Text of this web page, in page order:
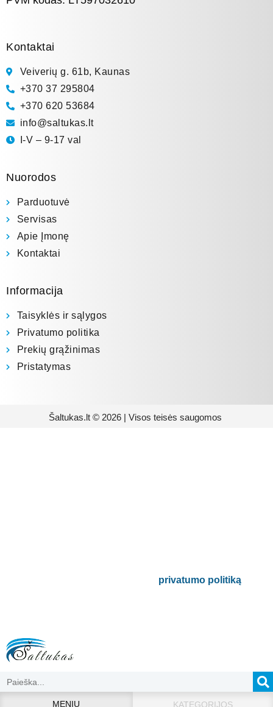
Kontaktai
Veiverių g. 61b, Kaunas
+370 37 295804
+370 620 53684
info@saltukas.lt
I-V – 9-17 val
Nuorodos
Parduotuvė
Servisas
Apie Įmonę
Kontaktai
Informacija
Taisyklės ir sąlygos
Privatumo politika
Prekių grąžinimas
Pristatymas
Šaltukas.lt © 2026 | Visos teisės saugomos
privatumo politiką.
MENIU KATEGORIJOS